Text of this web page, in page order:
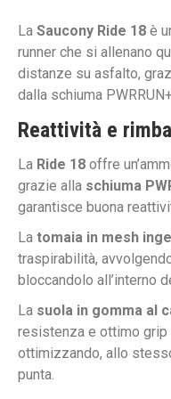
La Saucony Ride 18 è
runner che si allenano
distanze su asfalto,
dalla schiuma
Reattività e
La Ride 18 offre
grazie alla schiuma
garantisce buona
La tomaia in mesh
traspirabilità,
bloccandolo all’interno
La suola in gomma al
resistenza e ottimo grip
ottimizzando, allo
punta.